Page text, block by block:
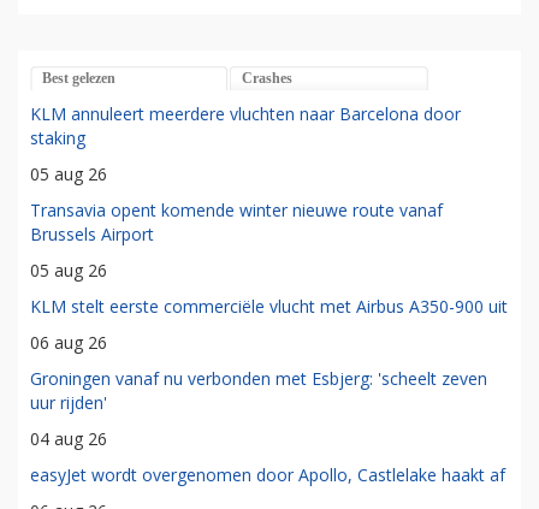
Best gelezen Crashes
KLM annuleert meerdere vluchten naar Barcelona door
staking
05 aug 26
Transavia opent komende winter nieuwe route vanaf
Brussels Airport
05 aug 26
KLM stelt eerste commerciële vlucht met Airbus A350-900 uit
06 aug 26
Groningen vanaf nu verbonden met Esbjerg: 'scheelt zeven
uur rijden'
04 aug 26
easyJet wordt overgenomen door Apollo, Castlelake haakt af